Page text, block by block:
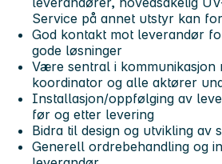
Service på annet utstyr kan
God kontakt mot leverandør
gode løsninger
Være sentral i kommunikasjon
koordinator og alle aktører
Installasjon/oppfølging av
før og etter levering
Bidra til design og utvikling av
Generell ordrebehandling og